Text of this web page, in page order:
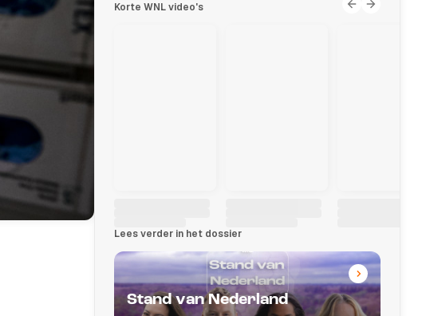
Korte WNL video's
Lees verder in het dossier
Stand van Nederland